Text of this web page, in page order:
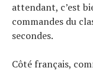
attendant, c’est
commandes du
secondes.
Côté français,